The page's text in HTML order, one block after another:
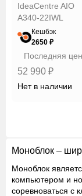
IdeaCentre AIO
A340-22IWL
Кешбэк
2650 ₽
Последняя
52 990 ₽
Нет в наличии
Моноблок –
Моноблок
компьютером и
соревноваться с